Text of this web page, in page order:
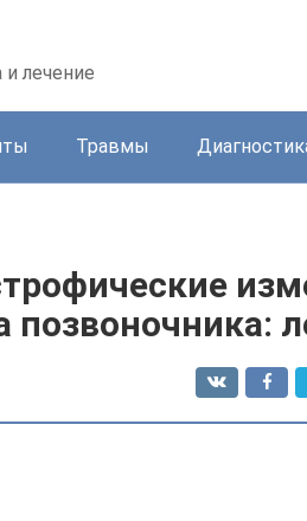
лечение
Травмы
позвоночника: